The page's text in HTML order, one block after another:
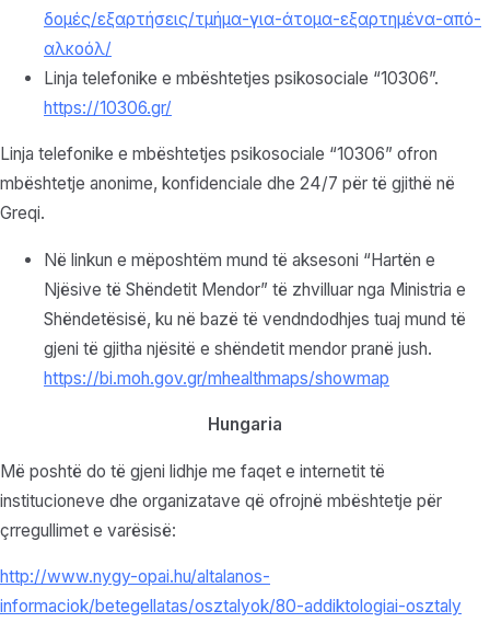
δομές/εξαρτήσεις/τμήμα-για-άτομα-εξαρτημένα-από-
αλκοόλ/
Linja telefonike e mbështetjes psikosociale “10306”.
https://10306.gr/
Linja telefonike e mbështetjes psikosociale “10306” ofron
mbështetje anonime, konfidenciale dhe 24/7 për të gjithë në
Greqi.
Në linkun e mëposhtëm mund të aksesoni “Hartën e
Njësive të Shëndetit Mendor” të zhvilluar nga Ministria e
Shëndetësisë, ku në bazë të vendndodhjes tuaj mund të
gjeni të gjitha njësitë e shëndetit mendor pranë jush.
https://bi.moh.gov.gr/mhealthmaps/showmap
Hungaria
Më poshtë do të gjeni lidhje me faqet e internetit të
institucioneve dhe organizatave që ofrojnë mbështetje për
çrregullimet e varësisë:
http://www.nygy-opai.hu/altalanos-
informaciok/betegellatas/osztalyok/80-addiktologiai-osztaly